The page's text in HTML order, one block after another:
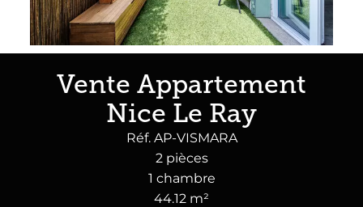
Vente Appartement
Nice Le Ray
Réf. AP-VISMARA
2 pièces
1 chambre
44.12 m²